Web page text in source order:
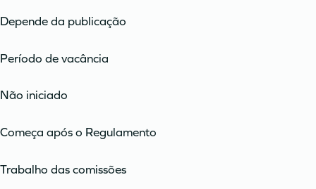
Depende da publicação
Período de vacância
Não iniciado
Começa após o Regulamento
Trabalho das comissões